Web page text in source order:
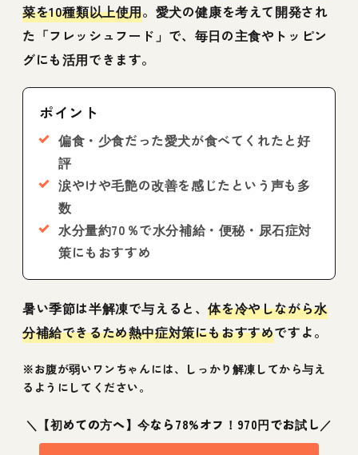
菜を10種類以上使用。愛犬の健康を考えて開発され
た「フレッシュフード」で、毎日の主食やトッピン
グにも活用できます。
ポイント
偏食・少食だった愛犬が食べてくれたと好
評
涙やけや毛艶の改善を感じたという声も多
数
水分量約70％で水分補給・便秘・尿石症対
策にもおすすめ
暑い季節は半解凍で与えると、体を冷やしながら水
分補給できるため熱中症対策にもおすすめですよ。
※お腹が弱いワンちゃんには、しっかり解凍してから与え
るようにしてください。
＼【初めての方へ】今なら78%オフ！970円でお試し／